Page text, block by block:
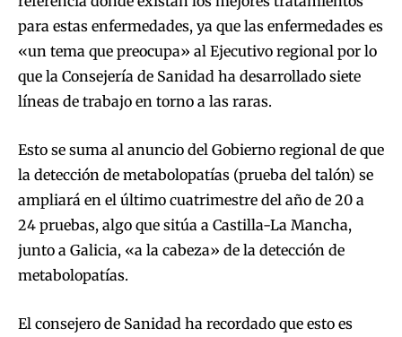
para estas enfermedades, ya que las enfermedades es
«un tema que preocupa» al Ejecutivo regional por lo
que la Consejería de Sanidad ha desarrollado siete
líneas de trabajo en torno a las raras.
Esto se suma al anuncio del Gobierno regional de que
la detección de metabolopatías (prueba del talón) se
ampliará en el último cuatrimestre del año de 20 a
24 pruebas, algo que sitúa a Castilla-La Mancha,
junto a Galicia, «a la cabeza» de la detección de
metabolopatías.
El consejero de Sanidad ha recordado que esto es